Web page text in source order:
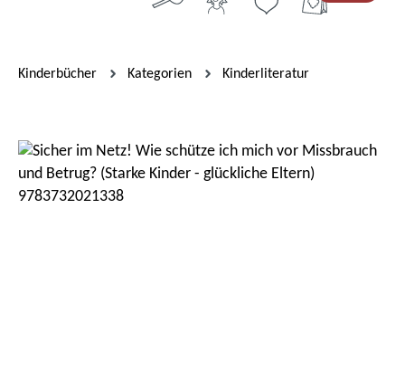
Kinderbücher Kategorien Kinderliteratur
Bildergalerie überspringen